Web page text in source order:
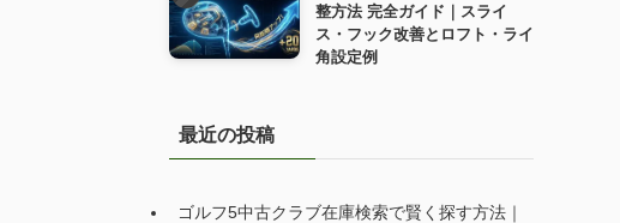
整方法 完全ガイド｜スライ
ス・フック改善とロフト・ライ
角設定例
最近の投稿
ゴルフ5中古クラブ在庫検索で賢く探す方法｜